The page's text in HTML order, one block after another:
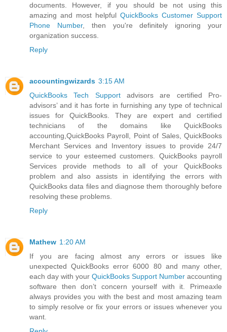
documents. However, if you should be not using this
amazing and most helpful QuickBooks Customer Support
Phone Number, then you're definitely ignoring your
organization success.
Reply
accountingwizards 3:15 AM
QuickBooks Tech Supportadvisors are certified Pro-
advisors’ and it has forte in furnishing any type of technical
issues for QuickBooks. They are expert and certified
technicians of the domains like QuickBooks
accounting,QuickBooks Payroll, Point of Sales, QuickBooks
Merchant Services and Inventory issues to provide 24/7
service to your esteemed customers. QuickBooks payroll
Services provide methods to all of your QuickBooks
problem and also assists in identifying the errors with
QuickBooks data files and diagnose them thoroughly before
resolving these problems.
Reply
Mathew 1:20 AM
If you are facing almost any errors or issues like
unexpected QuickBooks error 6000 80 and many other,
each day with your QuickBooks Support Number accounting
software then don’t concern yourself with it. Primeaxle
always provides you with the best and most amazing team
to simply resolve or fix your errors or issues whenever you
want.